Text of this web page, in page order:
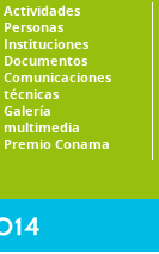
Actividades
Personas
Instituciones
Documentos
Comunicaciones
técnicas
Galería
multimedia
Premio Conama